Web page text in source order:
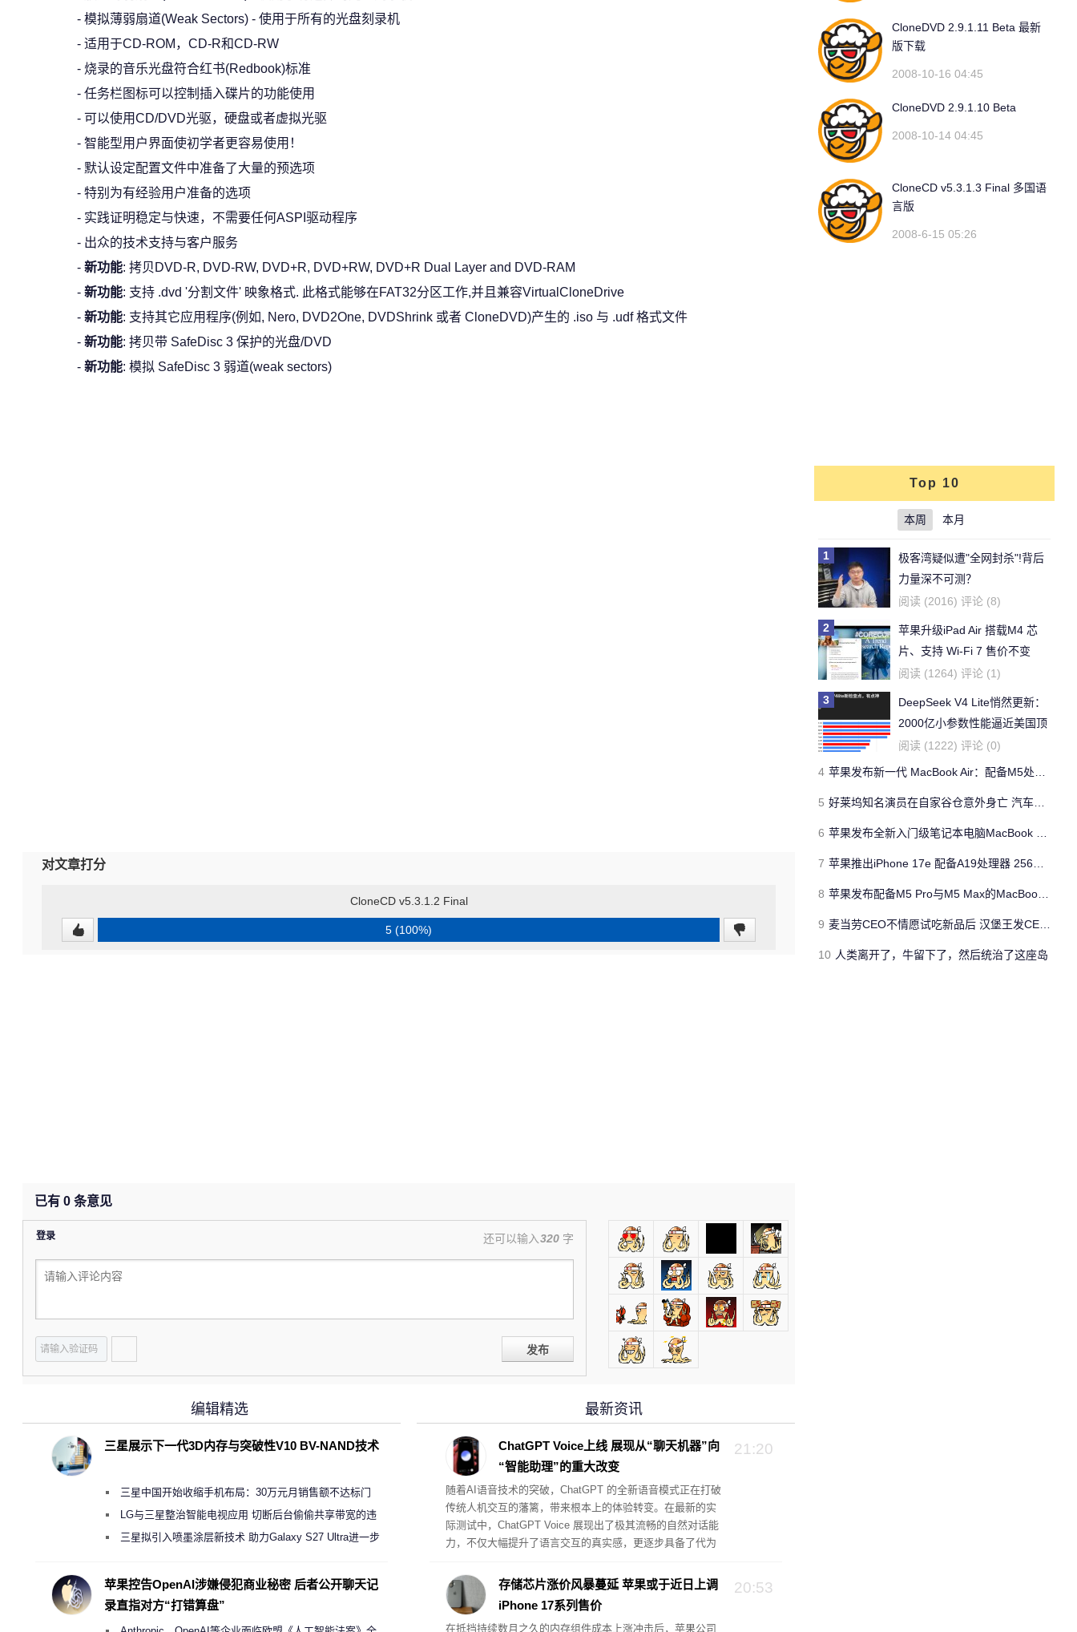
- 模拟薄弱扇道(Weak Sectors) - 使用于所有的光盘刻录机
- 适用于CD-ROM，CD-R和CD-RW
- 烧录的音乐光盘符合红书(Redbook)标准
- 任务栏图标可以控制插入碟片的功能使用
- 可以使用CD/DVD光驱，硬盘或者虚拟光驱
- 智能型用户界面使初学者更容易使用！
- 默认设定配置文件中准备了大量的预选项
- 特别为有经验用户准备的选项
- 实践证明稳定与快速，不需要任何ASPI驱动程序
- 出众的技术支持与客户服务
- 新功能: 拷贝DVD-R, DVD-RW, DVD+R, DVD+RW, DVD+R Dual Layer and DVD-RAM
- 新功能: 支持 .dvd '分割文件' 映象格式. 此格式能够在FAT32分区工作,并且兼容VirtualCloneDrive
- 新功能: 支持其它应用程序(例如, Nero, DVD2One, DVDShrink 或者 CloneDVD)产生的 .iso 与 .udf 格式文件
- 新功能: 拷贝带 SafeDisc 3 保护的光盘/DVD
- 新功能: 模拟 SafeDisc 3 弱道(weak sectors)
对文章打分
CloneCD v5.3.1.2 Final
5 (100%)
已有 0 条意见
登录 还可以输入320 字
发布
最新资讯
21:20
ChatGPT Voice上线 展现从“聊天机器”向
“智能助理”的重大改变
随着AI语音技术的突破，ChatGPT 的全新语音模式正在打破
传统人机交互的藩篱，带来根本上的体验转变。在最新的实
际测试中，ChatGPT Voice 展现出了极其流畅的自然对话能
力，不仅大幅提升了语言交互的真实感，更逐步具备了代为
20:53
存储芯片涨价风暴蔓延 苹果或于近日上调
iPhone 17系列售价
在抵挡持续数月之久的内存组件成本上涨冲击后，苹果公司
编辑精选
三星展示下一代3D内存与突破性V10 BV-NAND技术
三星中国开始收缩手机布局：30万元月销售额不达标门
店 将被逐步清退
LG与三星整治智能电视应用 切断后台偷偷共享带宽的违
规行为三星拟引入喷墨涂层新技术 助力Galaxy S27 Ultra进一步
苹果控告OpenAI涉嫌侵犯商业秘密 后者公开聊天记
录直指对方“打错算盘”
CloneDVD 2.9.1.11 Beta 最新
版下载
2008-10-16 04:45
CloneDVD 2.9.1.10 Beta
2008-10-14 04:45
CloneCD v5.3.1.3 Final 多国语
言版
2008-6-15 05:26
Top 10
本周 本月
1
极客湾疑似遭"全网封杀"!背后
力量深不可测？
阅读 (2016) 评论 (8)
2
苹果升级iPad Air 搭载M4 芯
片、支持 Wi‑Fi 7 售价不变
阅读 (1264) 评论 (1)
3
DeepSeek V4 Lite悄然更新：
2000亿小参数性能逼近美国顶
流
阅读 (1222) 评论 (0)
4 苹果发布新一代 MacBook Air：配备M5处理器 性能、存储与 AI 全面升级 ​
5 好莱坞知名演员在自家谷仓意外身亡 汽车搭电时突然自燃
6 苹果发布全新入门级笔记本电脑MacBook Neo 起售价599美元
7 苹果推出iPhone 17e 配备A19处理器 256GB容量起步 刘海屏依旧
8 苹果发布配备M5 Pro与M5 Max的MacBook Pro 本地AI能力再升级 ​
9 麦当劳CEO不情愿试吃新品后 汉堡王发CEO狠咬皇堡视频借势营销
10 人类离开了，牛留下了，然后统治了这座岛